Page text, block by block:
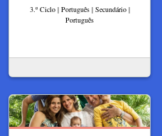
3.º Ciclo | Português | Secundário |
Português